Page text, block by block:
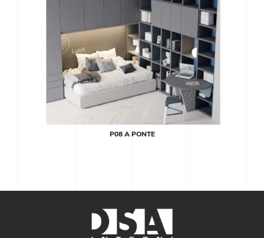
P08 A PONTE